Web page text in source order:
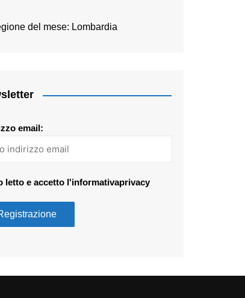
email:
letto e accetto l'informativaprivacy